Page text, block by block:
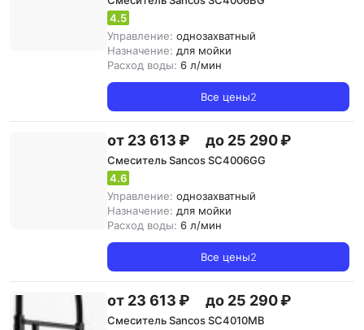
4.5
Управление: однозахватный
Назначение: для мойки
Расход воды: 6 л/мин
Все цены2
от 23 613 ₽ до 25 290 ₽
Смеситель Sancos SC4006GG
4.6
Управление: однозахватный
Назначение: для мойки
Расход воды: 6 л/мин
Все цены2
от 23 613 ₽ до 25 290 ₽
Смеситель Sancos SC4010MB